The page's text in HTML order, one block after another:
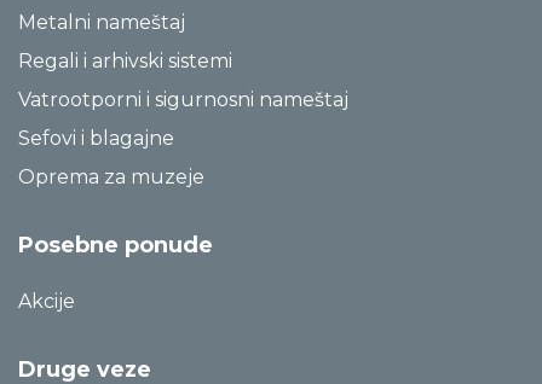
Metalni nameštaj
Regali i arhivski sistemi
Vatrootporni i sigurnosni nameštaj
Sefovi i blagajne
Oprema za muzeje
Posebne ponude
Akcije
Druge veze